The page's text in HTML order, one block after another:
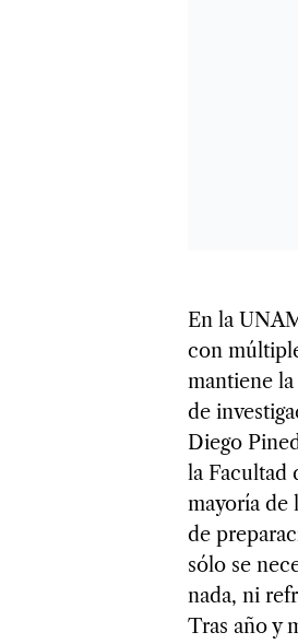
En la
con
mantiene
de
Diego
la Facultad
mayoría de
de
sólo se
nada, ni
Tras año y